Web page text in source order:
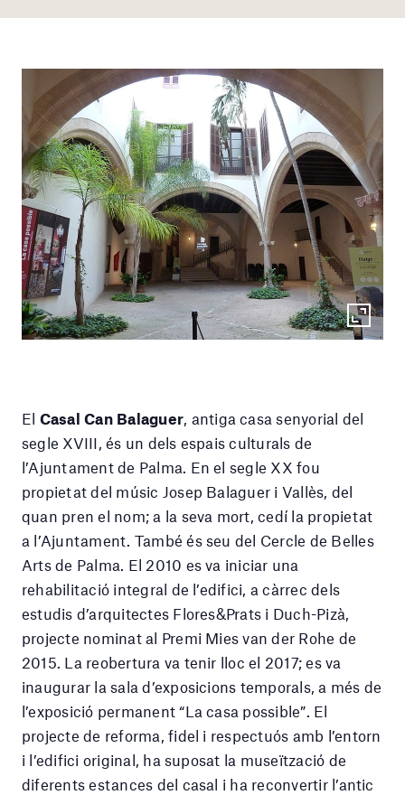
El Casal Can Balaguer, antiga casa senyorial del
segle XVIII, és un dels espais culturals de
l’Ajuntament de Palma. En el segle XX fou
propietat del músic Josep Balaguer i Vallès, del
quan pren el nom; a la seva mort, cedí la propietat
a l’Ajuntament. També és seu del Cercle de Belles
Arts de Palma. El 2010 es va iniciar una
rehabilitació integral de l’edifici, a càrrec dels
estudis d’arquitectes Flores&Prats i Duch-Pizà,
projecte nominat al Premi Mies van der Rohe de
2015. La reobertura va tenir lloc el 2017; es va
inaugurar la sala d’exposicions temporals, a més de
l’exposició permanent “La casa possible”. El
projecte de reforma, fidel i respectuós amb l’entorn
i l’edifici original, ha suposat la museïtzació de
diferents estances del casal i ha reconvertir l’antic